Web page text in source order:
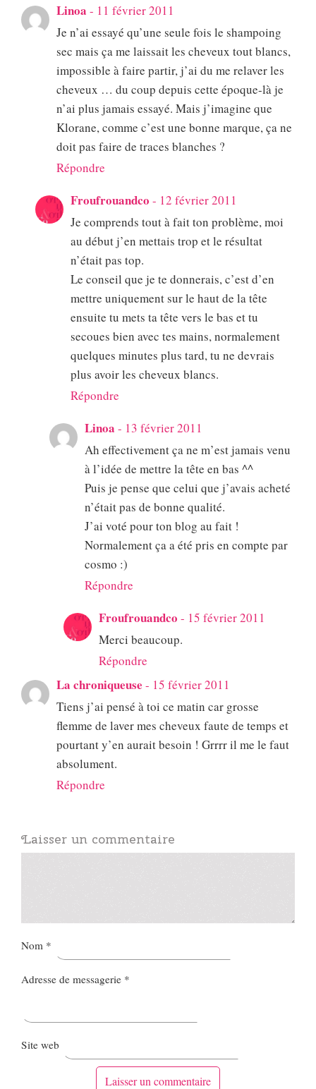
Linoa - 11 février 2011
Je n’ai essayé qu’une seule fois le shampoing
sec mais ça me laissait les cheveux tout blancs,
impossible à faire partir, j’ai du me relaver les
cheveux … du coup depuis cette époque-là je
n’ai plus jamais essayé. Mais j’imagine que
Klorane, comme c’est une bonne marque, ça ne
doit pas faire de traces blanches ?
Répondre
Froufrouandco - 12 février 2011
Je comprends tout à fait ton problème, moi
au début j’en mettais trop et le résultat
n’était pas top.
Le conseil que je te donnerais, c’est d’en
mettre uniquement sur le haut de la tête
ensuite tu mets ta tête vers le bas et tu
secoues bien avec tes mains, normalement
quelques minutes plus tard, tu ne devrais
plus avoir les cheveux blancs.
Répondre
Linoa - 13 février 2011
Ah effectivement ça ne m’est jamais venu
à l’idée de mettre la tête en bas ^^
Puis je pense que celui que j’avais acheté
n’était pas de bonne qualité.
J’ai voté pour ton blog au fait !
Normalement ça a été pris en compte par
cosmo :)
Répondre
Froufrouandco - 15 février 2011
Merci beaucoup.
Répondre
La chroniqueuse - 15 février 2011
Tiens j’ai pensé à toi ce matin car grosse
flemme de laver mes cheveux faute de temps et
pourtant y’en aurait besoin ! Grrrr il me le faut
absolument.
Répondre
Laisser un commentaire
Nom *
Adresse de messagerie *
Site web